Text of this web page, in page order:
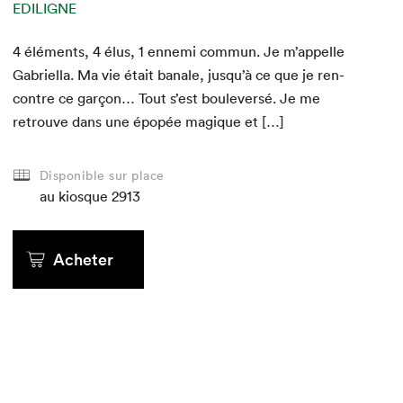
EDILIGNE
4 4 1
au kiosque
Acheter
au kiosque
Acheter
EDILIGNE
4élé­ments, 4élus, 1 enne­mi com­mun. Je m’appelle
Gabriel­la. Ma vie était banale, jusqu’à ce que je ren­
con­tre ce garçon… Tout s’est boulever­sé. Je me
retrou­ve dans une épopée mag­ique et […]
Disponible sur place
au kiosque 2913
Acheter
au kiosque
Acheter
EDILIGNE
4 4 1
au kiosque
Acheter
au kiosque
Acheter